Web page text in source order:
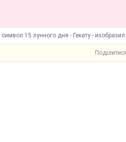
15 лунного дня - Гекату -